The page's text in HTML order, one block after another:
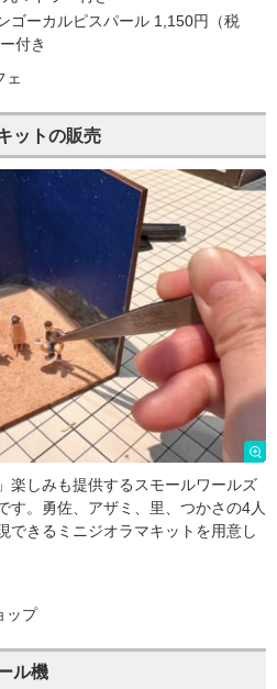
ゴーカルピスパール 1,150円（税
付き
ェ
ットの販売
楽しみも提供するスモールワールズ
す。勇佐、アザミ、里、つかさの4人
できるミニジオラマキットを用意し
ップ
ル機